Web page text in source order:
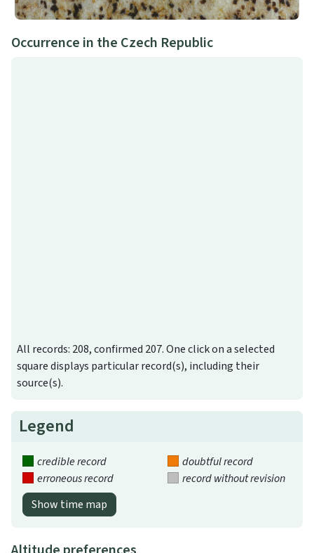
Occurrence in the Czech Republic
All records: 208, confirmed 207. One click on a selected
square displays particular record(s), including their
source(s).
Legend
credible record
doubtful record
erroneous record
record without revision
Show time map